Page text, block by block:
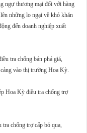
ngự thương mại đối với hàng
những lo ngại về khó khăn
đến doanh nghiệp xuất
tra chống bán phá giá,
vào thị trường Hoa Kỳ.
Hoa Kỳ điều tra chống trợ
chống trợ cấp bỏ qua,